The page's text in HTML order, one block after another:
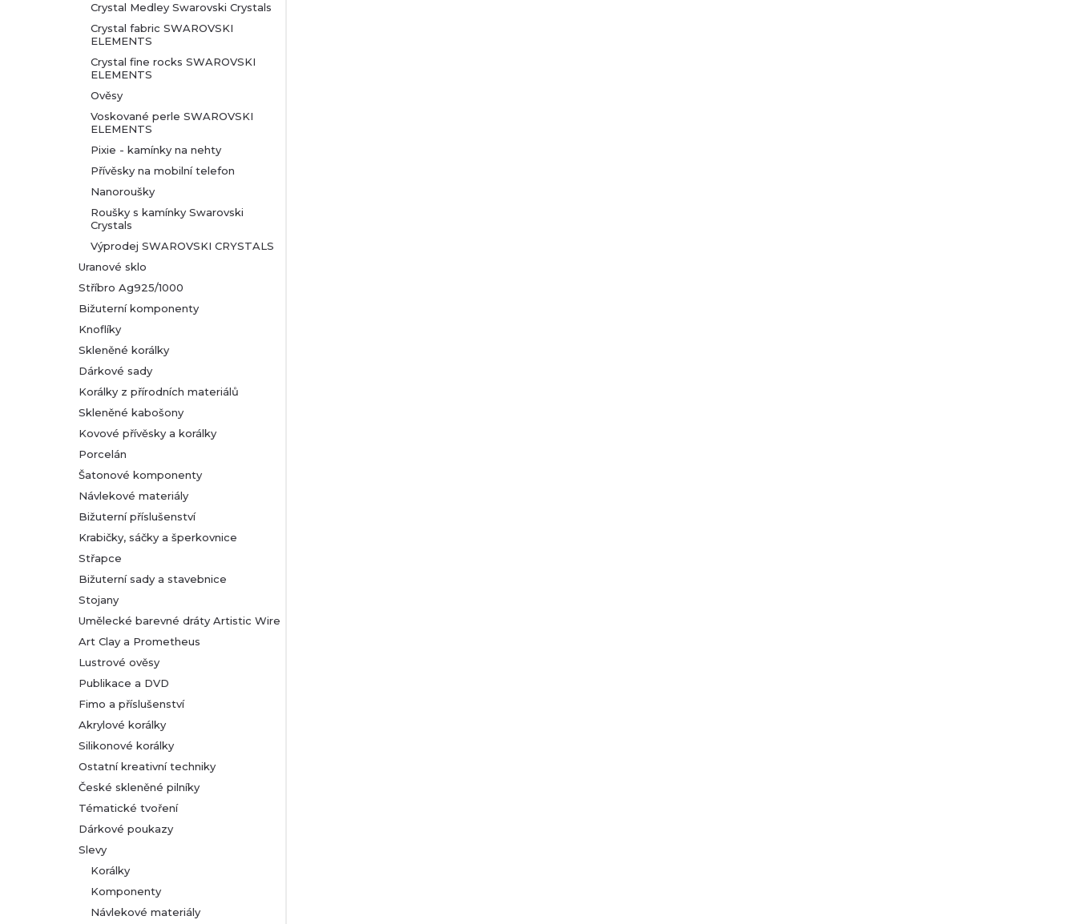
Crystal Medley Swarovski Crystals
Crystal fabric SWAROVSKI
ELEMENTS
Crystal fine rocks SWAROVSKI
ELEMENTS
Ověsy
Voskované perle SWAROVSKI
ELEMENTS
Pixie - kamínky na nehty
Přívěsky na mobilní telefon
Nanoroušky
Roušky s kamínky Swarovski
Crystals
Výprodej SWAROVSKI CRYSTALS
Uranové sklo
Stříbro Ag925/1000
Bižuterní komponenty
Knoflíky
Skleněné korálky
Dárkové sady
Korálky z přírodních materiálů
Skleněné kabošony
Kovové přívěsky a korálky
Porcelán
Šatonové komponenty
Návlekové materiály
Bižuterní příslušenství
Krabičky, sáčky a šperkovnice
Střapce
Bižuterní sady a stavebnice
Stojany
Umělecké barevné dráty Artistic Wire
Art Clay a Prometheus
Lustrové ověsy
Publikace a DVD
Fimo a příslušenství
Akrylové korálky
Silikonové korálky
Ostatní kreativní techniky
České skleněné pilníky
Tématické tvoření
Dárkové poukazy
Slevy
Korálky
Komponenty
Návlekové materiály